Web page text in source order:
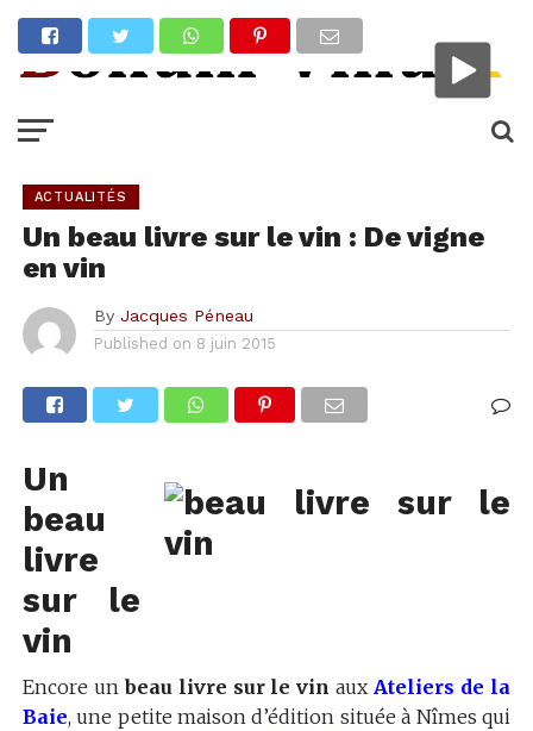
ACTUALITÉS
Un beau livre sur le vin : De vigne
en vin
By Jacques Péneau
Published on 8 juin 2015
Un
beau
livre
sur le
vin
Encore unbeau livre sur le vin aux Ateliers de la
Baie, une petite maison d’édition située à Nîmes qui